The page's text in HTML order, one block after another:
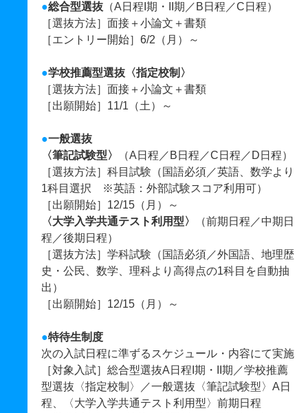
●総合型選抜 （A日程I期・II期／B日程／C日程）
［選抜方法］面接＋小論文＋書類
［エントリー開始］6/2（月）～
●学校推薦型選抜 〈指定校制〉
［選抜方法］面接＋小論文＋書類
［出願開始］11/1（土）～
●一般選抜
〈筆記試験型〉
（A日程／B日程／C日程／D日程）
［選抜方法］科目試験（国語必須／英語、数学より
1科目選択 ※英語：外部試験スコア利用可）
［出願開始］12/15（月）～
〈大学入学共通テスト利用型〉
（前期日程／中期日
程／後期日程）
［選抜方法］学科試験（国語必須／外国語、地理歴
史・公民、数学、理科より高得点の1科目を自動抽
出）
［出願開始］12/15（月）～
●特待生制度
次の入試日程に準ずるスケジュール・内容にて実施
［対象入試］総合型選抜A日程I期・II期／学校推薦
型選抜〈指定校制〉／一般選抜〈筆記試験型〉A日
程、〈大学入学共通テスト利用型〉前期日程